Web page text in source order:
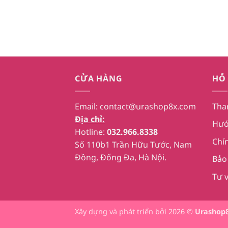
CỬA HÀNG
Email: contact@urashop8x.com
Địa chỉ:
Hotline: 032.966.8338
Số 110b1 Trần Hữu Tước, Nam
Đồng, Đống Đa, Hà Nội.
HỖ
Tư
Xây dựng và phát triển bởi 2026 ©